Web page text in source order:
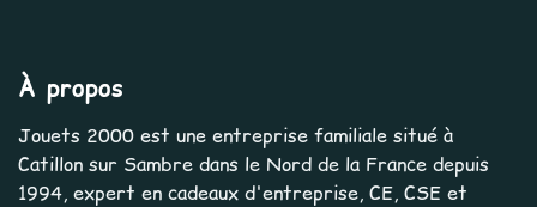
À propos
Jouets 2000 est une entreprise familiale situé à
Catillon sur Sambre dans le Nord de la France depuis
1994, expert en cadeaux d'entreprise, CE, CSE et